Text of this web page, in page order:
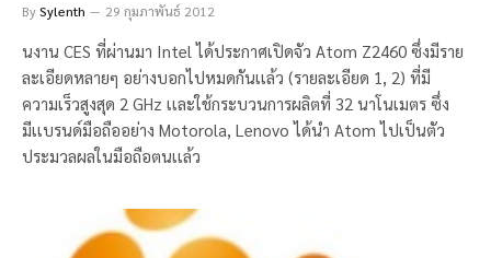
BySylenth 29 กุมภาพันธ์ 2012
นงาน CES ที่ผ่านมา Intel ได้ประกาศเปิดจัว Atom Z2460 ซึ่งมีราย
ละเอียดหลายๆ อย่างบอกไปหมดกันเเล้ว (รายละเอียด 1, 2) ที่มี
ความเร็วสูงสุด 2 GHz เเละใช้กระบวนการผลิตที่ 32 นาโนเมตร ซึ่ง
มีเเบรนด์มือถืออย่าง Motorola, Lenovo ได้นำ Atom ไปเป็นตัว
ประมวลผลในมือถือตนเเล้ว